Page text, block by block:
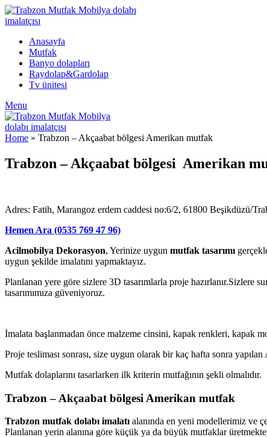
Anasayfa
Mutfak
Banyo dolapları
Raydolap&Gardolap
Tv ünitesi
Menu
Home » Trabzon – Akçaabat bölgesi Amerikan mutfak
Trabzon – Akçaabat bölgesi Amerikan
Adres: Fatih, Marangoz erdem caddesi no:6/2, 61800 Beşikdüzü/
Hemen Ara (0535 769 47 96)
Acilmobilya Dekorasyon, Yerinize uygun mutfak tasarımı
uygun şekilde imalatını yapmaktayız.
Planlanan yere göre sizlere 3D tasarımlarla proje hazırlanır.Sizlere
tasarımımıza güveniyoruz.
İmalata başlanmadan önce malzeme cinsini, kapak renkleri, kapak
Proje tesliması sonrası, size uygun olarak bir kaç hafta sonra
Mutfak dolaplarını tasarlarken ilk kriterin mutfağının şekli olmalıdır.
Trabzon – Akçaabat bölgesi Amerikan mutfak
Trabzon mutfak dolabı imalatı alanında en yeni modellerimiz ve
Planlanan yerin alanına göre küçük ya da büyük mutfaklar